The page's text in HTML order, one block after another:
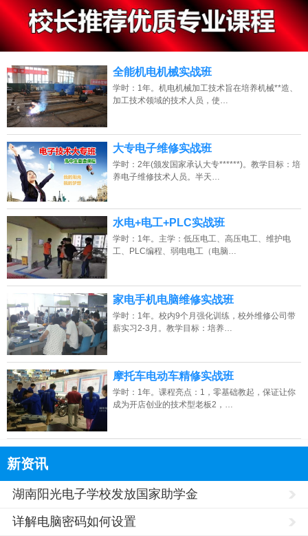
点击免费咨询电话：13807313137
全能机电机械实战班
学时：1年。机电机械加工技术旨在培养机械**造、
加工技术领域的技术人员，使…
大专电子维修实战班
学时：2年(颁发国家承认大专******)。教学目标：培
养电子维修技术人员。半天…
水电+电工+PLC实战班
学时：1年。主学：低压电工、高压电工、维护电
工、PLC编程、弱电电工（电脑…
家电手机电脑维修实战班
学时：1年。校内9个月强化训练，校外维修公司带
薪实习2-3月。教学目标：培养…
摩托车电动车精修实战班
学时：1年。课程亮点：1，零基础教起，保证让你
成为开店创业的技术型老板2，…
新资讯
湖南阳光电子学校发放国家助学金
详解电脑密码如何设置